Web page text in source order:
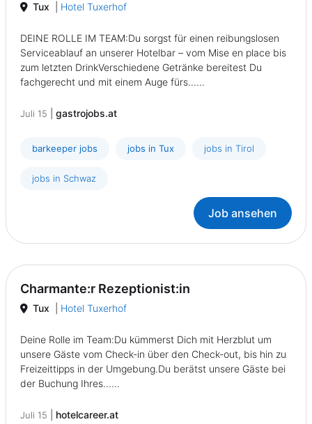
Tux Hotel Tuxerhof
DEINE ROLLE IM TEAM:Du sorgst für einen reibungslosen
Serviceablauf an unserer Hotelbar – vom Mise en place bis
zum letzten DrinkVerschiedene Getränke bereitest Du
fachgerecht und mit einem Auge fürs......
Juli 15 gastrojobs.at
barkeeper jobs jobs in Tux jobs in Tirol
jobs in Schwaz
Job ansehen
Charmante:r Rezeptionist:in
Tux Hotel Tuxerhof
Deine Rolle im Team:Du kümmerst Dich mit Herzblut um
unsere Gäste vom Check-in über den Check-out, bis hin zu
Freizeittipps in der Umgebung.Du berätst unsere Gäste bei
der Buchung Ihres......
Juli 15 hotelcareer.at